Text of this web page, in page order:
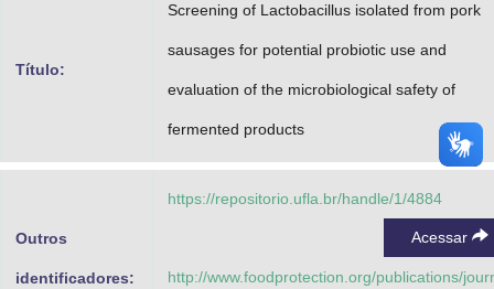
Título:
Screening of Lactobacillus isolated from pork
sausages for potential probiotic use and
evaluation of the microbiological safety of
fermented products
Outros
identificadores:
https://repositorio.ufla.br/handle/1/4884
Acessar
http://www.foodprotection.org/publications/